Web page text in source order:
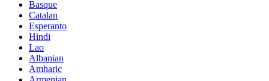
Basque
Catalan
Esperanto
Hindi
Lao
Albanian
Amharic